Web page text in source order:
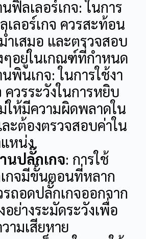
นฟิลเลอร์เกจ: ในการ
เลอร์เกจ ควรสะท้อน
ำเสมอ และตรวจสอบ
ๆอยู่ในเกณฑ์ที่กำหนด
นพินเกจ: ในการใช้งา
วรระวังในการหยิบ
ให้มีความผิดพลาดใน
ะต้องตรวจสอบค่าใน
หน่ง
นปลั๊กเกจ: การใช้
กจมีขั้นตอนที่หลาก
ถอดปลั๊กเกจออกจาก
อย่างระมัดระวังเพื่อ
ามเสียหาย